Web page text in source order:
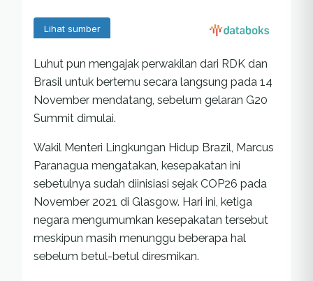
Luhut pun mengajak perwakilan dari RDK dan
Brasil untuk bertemu secara langsung pada 14
November mendatang, sebelum gelaran G20
Summit dimulai.
Wakil Menteri Lingkungan Hidup Brazil, Marcus
Paranagua mengatakan, kesepakatan ini
sebetulnya sudah diinisiasi sejak COP26 pada
November 2021 di Glasgow. Hari ini, ketiga
negara mengumumkan kesepakatan tersebut
meskipun masih menunggu beberapa hal
sebelum betul-betul diresmikan.